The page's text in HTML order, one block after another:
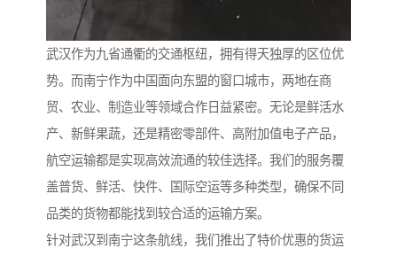
武汉作为九省通衢的交通枢纽，拥有得天独厚的区位优
势。而南宁作为中国面向东盟的窗口城市，两地在商
贸、农业、制造业等领域合作日益紧密。无论是鲜活水
产、新鲜果蔬，还是精密零部件、高附加值电子产品，
航空运输都是实现高效流通的较佳选择。我们的服务覆
盖普货、鲜活、快件、国际空运等多种类型，确保不同
品类的货物都能找到较合适的运输方案。
针对武汉到南宁这条航线，我们推出了特价优惠的货运